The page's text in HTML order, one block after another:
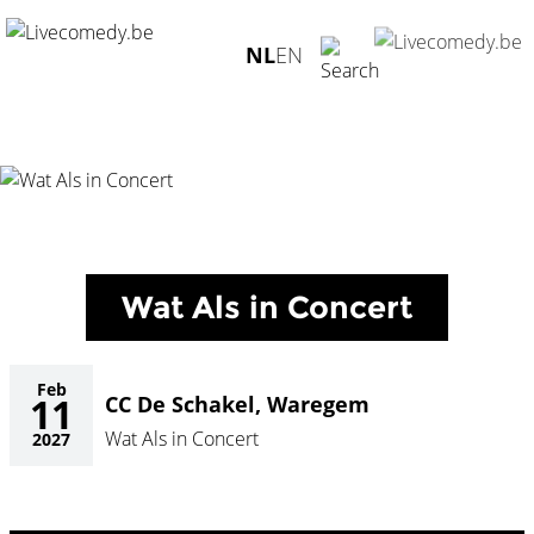
NLEN
Home/Agenda/
CC De Schakel,
Wat Als in Concert
Feb
11
2027
CC De Schakel, Waregem
Wat Als in Concert